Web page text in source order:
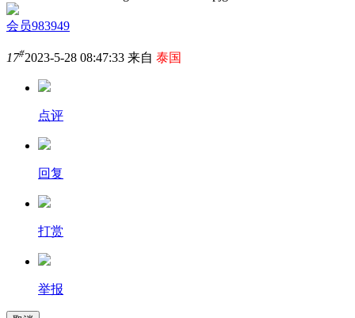
会员983949
17#2023-5-28 08:47:33 来自 泰国
点评
回复
打赏
举报